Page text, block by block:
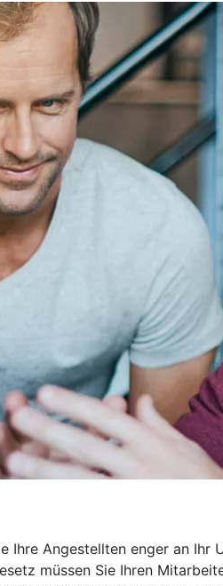
Ihre Angestellten enger an
müssen Sie Ihren